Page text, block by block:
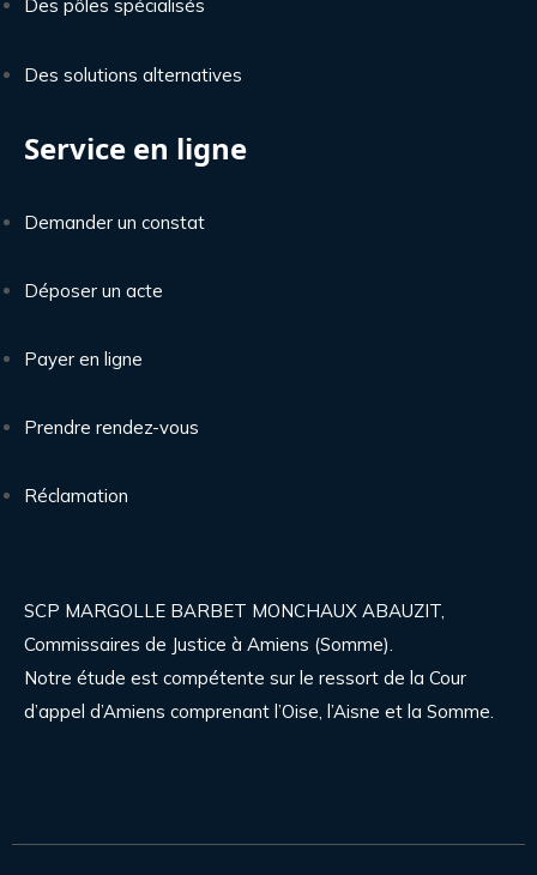
Des pôles spécialisés
Des solutions alternatives
Service en ligne
Demander un constat
Déposer un acte
Payer en ligne
Prendre rendez-vous
Réclamation
SCP MARGOLLE BARBET MONCHAUX ABAUZIT,
Commissaires de Justice à Amiens (Somme).
Notre étude est compétente sur le ressort de la Cour
d’appel d’Amiens comprenant l’Oise, l’Aisne et la Somme.